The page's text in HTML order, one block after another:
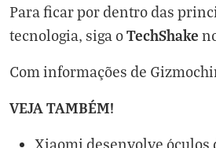
Para ficar por dentro das
tecnologia, siga oTechShake
Com informações de
VEJA TAMBÉM!
Xiaomi desenvolve óculos